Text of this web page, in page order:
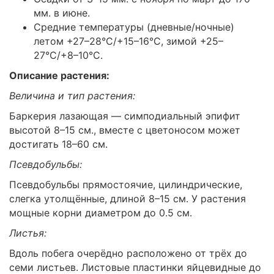
мм. в июне.
Средние температуры (дневные/ночные)
летом +27–28°C/+15–16°C, зимой +25–
27°C/+8–10°C.
Описание растения:
Величина и тип растения:
Баркерия лазающая — симподиальный эпифит
высотой 8–15 см., вместе с цветоносом может
достигать 18–60 см.
Псевдобульбы:
Псевдобульбы прямостоячие, цилиндрические,
слегка утолщённые, длиной 8–15 см. У растения
мощные корни диаметром до 0.5 см.
Листья:
Вдоль побега очерёдно расположено от трёх до
семи листьев. Листовые пластинки яйцевидные до